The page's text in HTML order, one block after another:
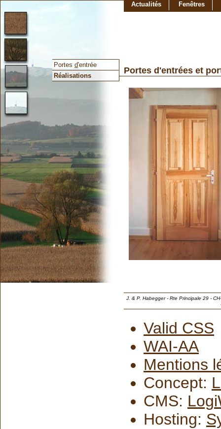
Actualités Fenêtres
Portes d'entrée
Réalisations
Portes d'entrées et
J. & P. Habegger - Rte Principale 29 -
Valid CSS
WAI-AA
Mentions
Concept:
CMS:
Hosting: